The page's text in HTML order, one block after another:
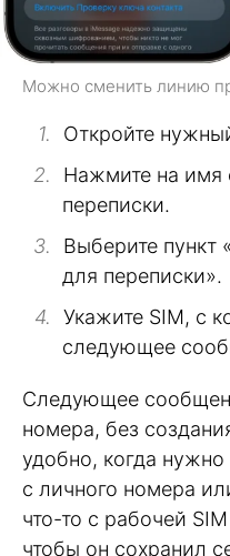
Можно сменить линию
Откройте
Нажмите на имя
переписки.
Выберите
для переписки».
Укажите SIM, с
следующее
Следующее
номера, без
удобно, когда нужно
с личного номера
что-то с рабочей
чтобы он сохранил